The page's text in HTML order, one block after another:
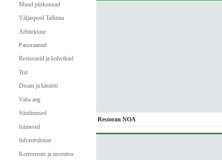
Muud piirkonnad
Väljaspool Tallinna
Arhitektuur
Panoraamid
Restoranid ja kohvikud
Toit
Disain ja käsitöö
Vaba aeg
Sündmused
Inimesed
Infrastruktuur
Konverents ja incentive
Restoran NOA